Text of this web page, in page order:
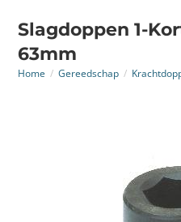
Slagdoppen 1-
63mm
Home / Gereedschap /